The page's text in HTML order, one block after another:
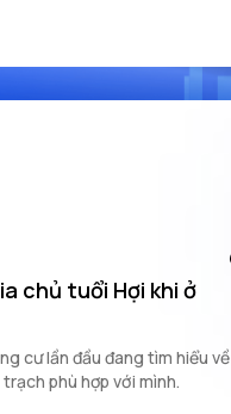
chủ tuổi Hợi khi ở
cư lần đầu đang tìm hiểu về
phù hợp với mình.